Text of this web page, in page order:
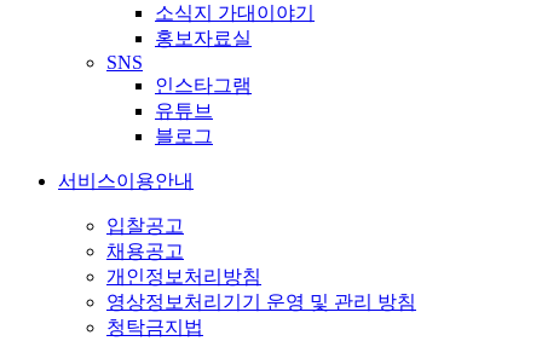
소식지 가대이야기
홍보자료실
SNS
인스타그램
유튜브
블로그
서비스이용안내
입찰공고
채용공고
개인정보처리방침
영상정보처리기기 운영 및 관리 방침
청탁금지법